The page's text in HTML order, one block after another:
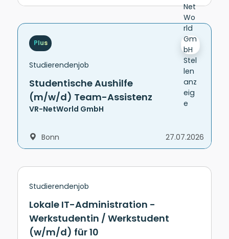
Plus
Studierendenjob
Studentische Aushilfe
(m/w/d) Team-Assistenz
VR-NetWorld GmbH
Bonn 27.07.2026
Studierendenjob
Lokale IT-Administration -
Werkstudentin / Werkstudent
(w/m/d) für 10